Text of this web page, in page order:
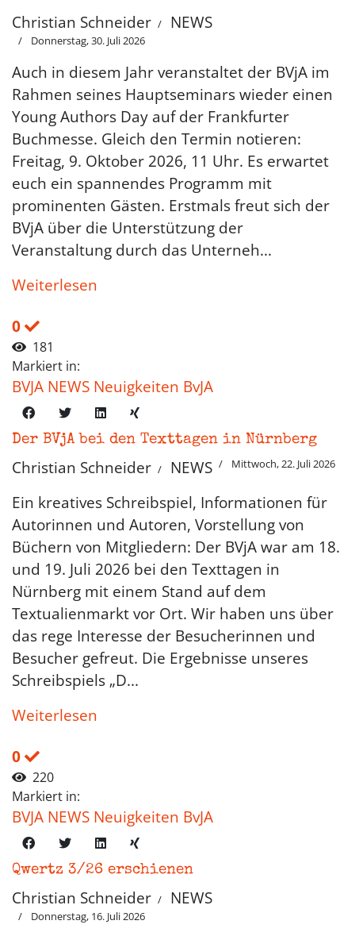
Christian Schneider NEWS
Donnerstag, 30. Juli 2026
Auch in diesem Jahr veranstaltet der BVjA im
Rahmen seines Hauptseminars wieder einen
Young Authors Day auf der Frankfurter
Buchmesse. Gleich den Termin notieren:
Freitag, 9. Oktober 2026, 11 Uhr. Es erwartet
euch ein spannendes Programm mit
prominenten Gästen. Erstmals freut sich der
BVjA über die Unterstützung der
Veranstaltung durch das Unterneh...
Weiterlesen
0
181
Markiert in:
BVJA NEWS Neuigkeiten BvJA
Der BVjA bei den Texttagen in Nürnberg
Christian Schneider NEWS Mittwoch, 22. Juli 2026
Ein kreatives Schreibspiel, Informationen für
Autorinnen und Autoren, Vorstellung von
Büchern von Mitgliedern: Der BVjA war am 18.
und 19. Juli 2026 bei den Texttagen in
Nürnberg mit einem Stand auf dem
Textualienmarkt vor Ort. Wir haben uns über
das rege Interesse der Besucherinnen und
Besucher gefreut. Die Ergebnisse unseres
Schreibspiels „D...
Weiterlesen
0
220
Markiert in:
BVJA NEWS Neuigkeiten BvJA
Qwertz 3/26 erschienen
Christian Schneider NEWS
Donnerstag, 16. Juli 2026